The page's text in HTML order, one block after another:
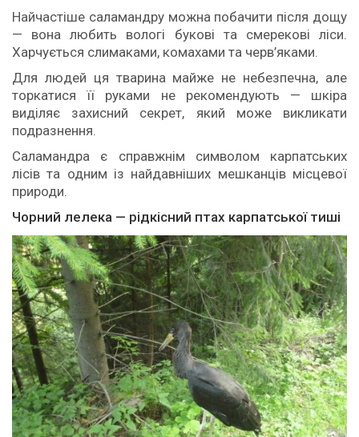
Найчастіше саламандру можна побачити після дощу
— вона любить вологі букові та смерекові ліси.
Харчується слимаками, комахами та черв’яками.
Для людей ця тварина майже не небезпечна, але
торкатися її руками не рекомендують — шкіра
виділяє захисний секрет, який може викликати
подразнення.
Саламандра є справжнім символом карпатських
лісів та одним із найдавніших мешканців місцевої
природи.
Чорний лелека — рідкісний птах карпатської тиші